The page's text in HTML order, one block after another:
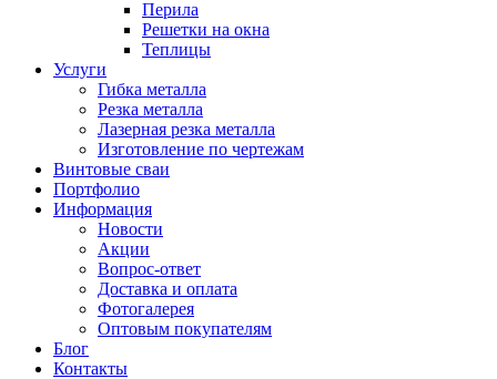
Перила
Решетки на окна
Теплицы
Услуги
Гибка металла
Резка металла
Лазерная резка металла
Изготовление по чертежам
Винтовые сваи
Портфолио
Информация
Новости
Акции
Вопрос-ответ
Доставка и оплата
Фотогалерея
Оптовым покупателям
Блог
Контакты